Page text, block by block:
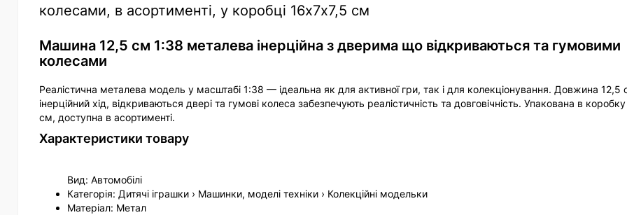
колесами, в асортименті, у коробці 16х7х7,5 см
Машина 12,5 см 1:38 металева інерційна з дверима що відкриваються та гумовими
колесами
Реалістична металева модель у масштабі 1:38 — ідеальна як для активної гри, так і для колекціонування. Довжина 12,5
інерційний хід, відкриваються двері та гумові колеса забезпечують реалістичність та довговічність. Упакована в
см, доступна в асортименті.
Характеристики товару
Вид: Автомобілі
Категорія: Дитячі іграшки › Машинки, моделі техніки › Колекційні модельки
Матеріал: Метал